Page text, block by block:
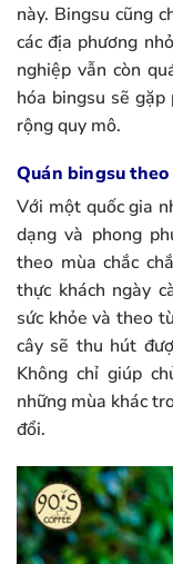
này. Bingsu cũng
các địa phương
nghiệp vẫn còn
hóa bingsu sẽ
rộng quy mô.
Quán bingsu
Với một quốc gia
dạng và phong
theo mùa chắc
thực khách ngày
sức khỏe và theo
cây sẽ thu hút
Không chỉ giúp
những mùa khác
đổi.